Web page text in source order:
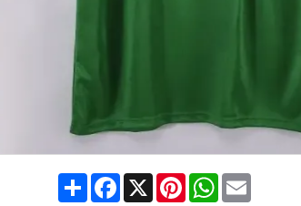
ShareFacebook
X PinterestWhatsApp
Email